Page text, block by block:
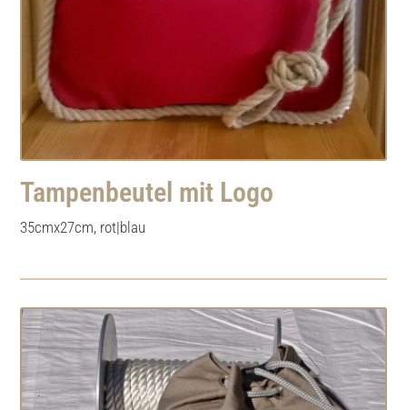
Tampenbeutel mit Logo
35cmx27cm, rot|blau